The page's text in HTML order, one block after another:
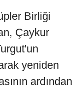
Birliği
Çaykur
yeniden
ardından